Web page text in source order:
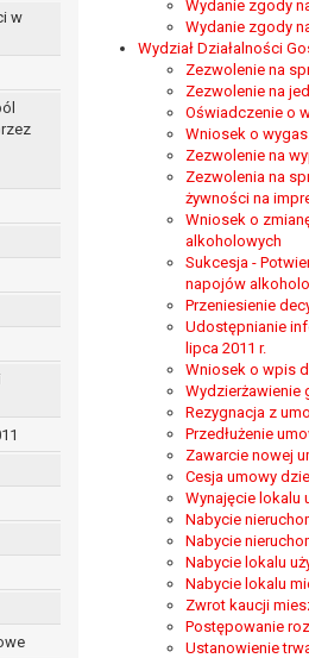
w
Wydanie zgody
Wydanie zgody
Wydział Działalności
Zezwolenie na
Zezwolenie na
Oświadczenie o
Wniosek o
Zezwolenie na
Zezwolenia na
żywności na
Wniosek o
alkoholowych
Sukcesja -
napojów
Przeniesienie
Udostępnianie
lipca 2011 r.
Wniosek o wpis
Wydzierżawienie
Rezygnacja z
Przedłużenie
Zawarcie nowej
Cesja umowy
Wynajęcie lokalu
Nabycie
Nabycie
Nabycie lokalu
Nabycie lokalu
Zwrot kaucji
Postępowanie
Ustanowienie